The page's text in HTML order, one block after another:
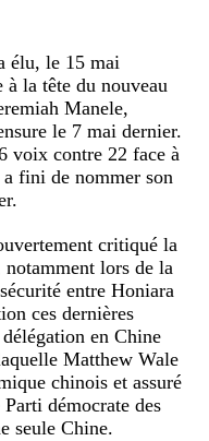
élu, le 15 mai
la tête du nouveau
Manele,
le 7 mai dernier.
voix contre 22 face à
fini de nommer son
critiqué la
notamment lors de la
entre Honiara
ces dernières
en Chine
Matthew Wale
chinois et assuré
démocrate des
seule Chine.